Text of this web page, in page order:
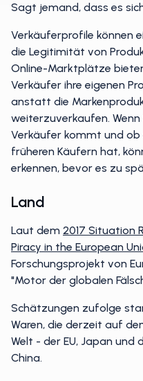
Sagt jemand, dass es
Verkäuferprofile können
die Legitimität von
Online-Marktplätze
Verkäufer ihre eigenen
anstatt die
weiterzuverkaufen.
Verkäufer kommt und ob
früheren Käufern hat,
erkennen, bevor es zu
Land
Laut dem 2017 Situation
Piracy in the European
Forschungsprojekt von
"Motor der globalen
Schätzungen zufolge
Waren, die derzeit auf
Welt - der EU, Japan und
China.